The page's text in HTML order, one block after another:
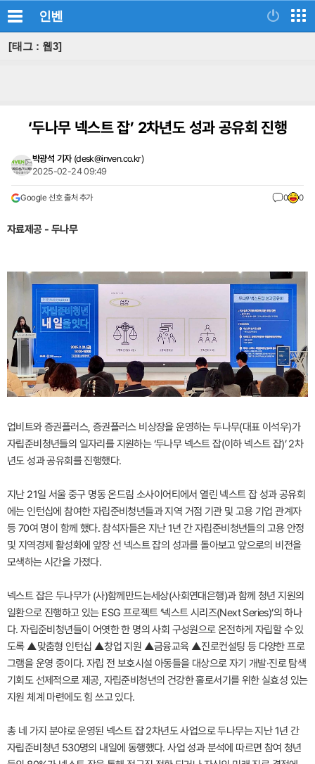
인벤
[태그 : 웹3]
‘두나무 넥스트 잡’ 2차년도 성과 공유회 진행
박광석 기자 (desk@inven.co.kr)
2025-02-24 09:49
Google 선호 출처 추가 0 0
자료제공 - 두나무
업비트와 증권플러스, 증권플러스 비상장을 운영하는 두나무(대표 이석우)가
자립준비청년들의 일자리를 지원하는 ‘두나무 넥스트 잡(이하 넥스트 잡)’ 2차
년도 성과 공유회를 진행했다.
지난 21일 서울 중구 명동 온드림 소사이어티에서 열린 넥스트 잡 성과 공유회
에는 인턴십에 참여한 자립준비청년들과 지역 거점 기관 및 고용 기업 관계자
등 70여 명이 함께 했다. 참석자들은 지난 1년 간 자립준비청년들의 고용 안정
및 지역경제 활성화에 앞장 선 넥스트 잡의 성과를 돌아보고 앞으로의 비전을
모색하는 시간을 가졌다.
넥스트 잡은 두나무가 (사)함께만드는세상(사회연대은행)과 함께 청년 지원의
일환으로 진행하고 있는 ESG 프로젝트 ‘넥스트 시리즈(Next Series)’의 하나
다. 자립준비청년들이 어엿한 한 명의 사회 구성원으로 온전하게 자립할 수 있
도록 ▲맞춤형 인턴십 ▲창업 지원 ▲금융교육 ▲진로컨설팅 등 다양한 프로
그램을 운영 중이다. 자립 전 보호시설 아동들을 대상으로 자기 개발·진로 탐색
기회도 선제적으로 제공, 자립준비청년의 건강한 홀로서기를 위한 실효성 있는
지원 체계 마련에도 힘 쓰고 있다.
총 네 가지 분야로 운영된 넥스트 잡 2차년도 사업으로 두나무는 지난 1년 간
자립준비청년 530명의 내일에 동행했다. 사업 성과 분석에 따르면 참여 청년